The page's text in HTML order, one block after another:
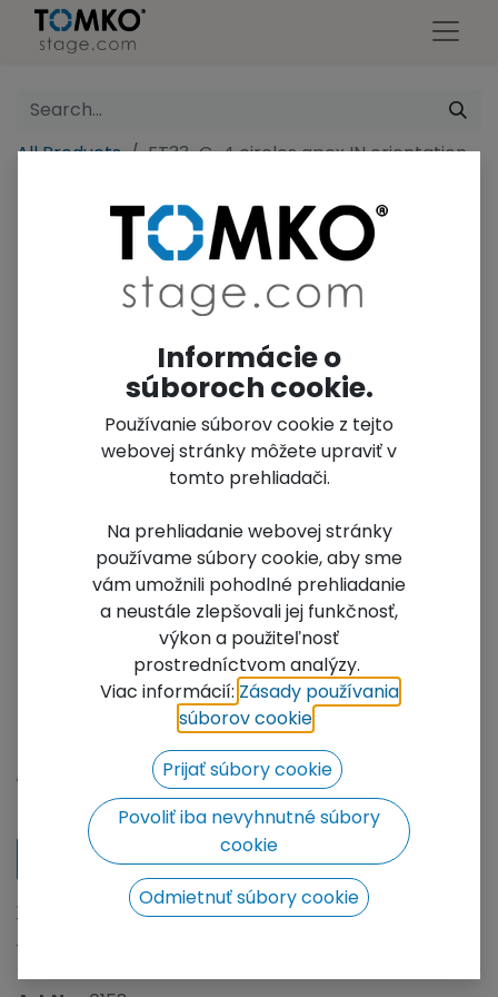
All Products FT33-C-4 circles apex IN orientation
FT33-C-4 circles apex IN
orientation
Not Available For Sale
Add to wishlist
Contact Us
We will be happy to prepare a price offer for you, click
Informácie o
súboroch cookie.
Používanie súborov cookie z tejto
webovej stránky môžete upraviť v
tomto prehliadači.
Na prehliadanie webovej stránky
používame súbory cookie, aby sme
vám umožnili pohodlné prehliadanie
a neustále zlepšovali jej funkčnosť,
výkon a použiteľnosť
prostredníctvom analýzy.
Viac informácií: Zásady používania
súborov cookie​.
Prijať súbory cookie
Povoliť iba nevyhnutné súbory
cookie
Odmietnuť súbory cookie